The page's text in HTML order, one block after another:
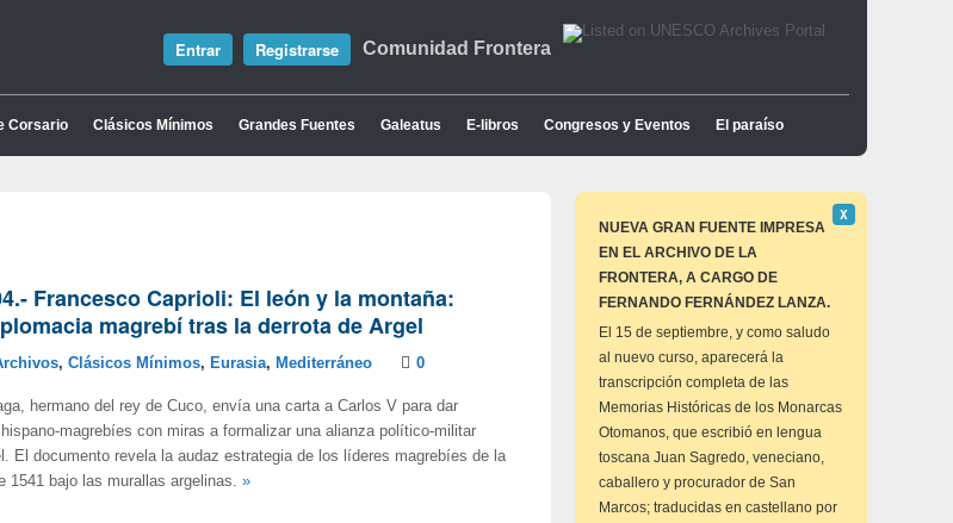
Comunidad Frontera
Entrar Registrarse
Corsario Clásicos Mínimos Grandes Fuentes Galeatus E-libros Congresos y Eventos El paraíso
Francesco Caprioli: El león y la montaña:
magrebí tras la derrota de Argel
, Clásicos Mínimos, Eurasia, Mediterráneo 0
hermano del rey de Cuco, envía una carta a Carlos V para dar
magrebíes con miras a formalizar una alianza político-militar
El documento revela la audaz estrategia de los líderes magrebíes de la
1541 bajo las murallas argelinas. »
NUEVA GRAN FUENTE IMPRESA
EN EL ARCHIVO DE LA
FRONTERA, A CARGO DE
FERNANDO FERNÁNDEZ LANZA.
Descartar
este
Χ
El 15 de septiembre, y como saludo
al nuevo curso, aparecerá la
transcripción completa de las
Memorias Históricas de los Monarcas
Otomanos, que escribió en lengua
toscana Juan Sagredo, veneciano,
caballero y procurador de San
Marcos; traducidas en castellano por